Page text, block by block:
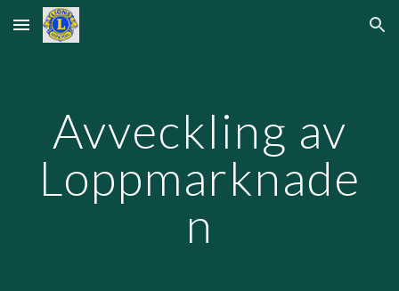
Skip to main content Skip to navigation
Avveckling av
Loppmarknade
n